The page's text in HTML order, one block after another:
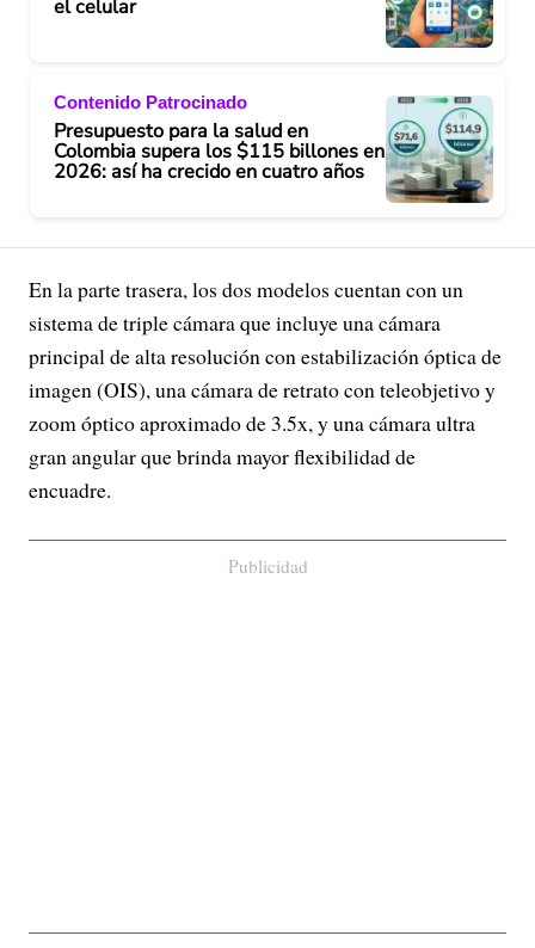
el celular
Contenido Patrocinado
Presupuesto para la salud en
Colombia supera los $115 billones en
2026: así ha crecido en cuatro años
En la parte trasera, los dos modelos cuentan con un
sistema de triple cámara que incluye una cámara
principal de alta resolución con estabilización óptica de
imagen (OIS), una cámara de retrato con teleobjetivo y
zoom óptico aproximado de 3.5x, y una cámara ultra
gran angular que brinda mayor flexibilidad de
encuadre.
Publicidad